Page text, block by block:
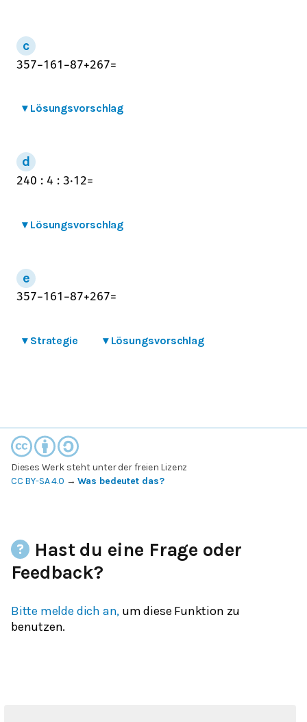
357−161 −87+267=
▾ Lösungsvorschlag
240 : 4 : 3⋅12=
▾ Lösungsvorschlag
357−161 −87+267=
▾ Strategie ▾ Lösungsvorschlag
Dieses Werk steht unter der freien Lizenz
CC BY-SA 4.0 →Was bedeutet das?
Hast du eine Frage oder
Feedback?
Bitte melde dich an, um diese Funktion zu
benutzen.